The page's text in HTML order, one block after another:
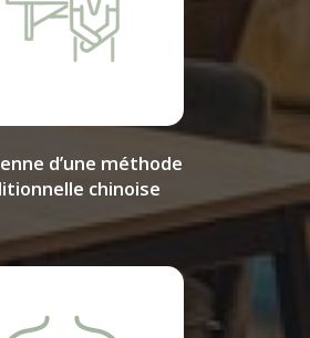
d’une méthode
chinoise